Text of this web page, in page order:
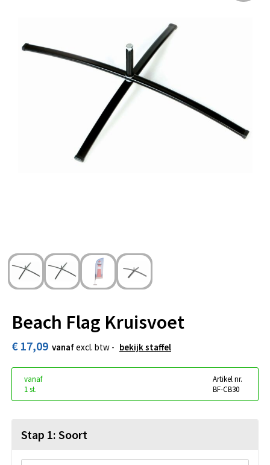
Ademhalingsbescherming
Gehoorbescherming
Oog- en gelaatsbescherming
Hoofdbescherming
Broeken en Rokken
Beach Flag Kruisvoet
€ 17,09 vanafexcl. btw - bekijk staffel
vanaf
1 st.
Artikel nr.
BF-CB30
Stap 1: Soort